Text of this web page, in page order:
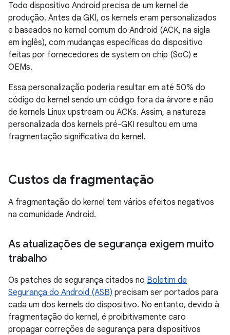
Todo dispositivo Android precisa de um kernel de
produção. Antes da GKI, os kernels eram personalizados
e baseados no kernel comum do Android (ACK, na sigla
em inglês), com mudanças específicas do dispositivo
feitas por fornecedores de system on chip (SoC) e
OEMs.
Essa personalização poderia resultar em até 50% do
código do kernel sendo um código fora da árvore e não
de kernels Linux upstream ou ACKs. Assim, a natureza
personalizada dos kernels pré-GKI resultou em uma
fragmentação significativa do kernel.
Custos da fragmentação
A fragmentação do kernel tem vários efeitos negativos
na comunidade Android.
As atualizações de segurança exigem muito
trabalho
Os patches de segurança citados no Boletim de
Segurança do Android (ASB) precisam ser portados para
cada um dos kernels do dispositivo. No entanto, devido à
fragmentação do kernel, é proibitivamente caro
propagar correções de segurança para dispositivos